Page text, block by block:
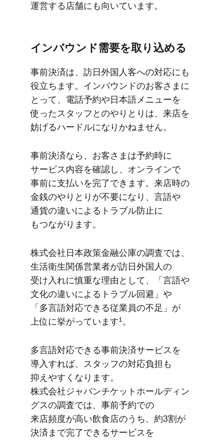
運営する​店舗にも​向いています。
インバウンド需要を​取り込める
事前決済は、​訪日外国人客への​対応にも​
役立ちます。​インバウンドの​お客さまに​
とって、​電話予約や​日本語メニューを​
使った​スタッフとの​やりとりは、​来店を​
妨げる​ハードルに​なりかねません。
事前決済なら、​お客さまは​予約時に​
サービス内容を​確認し、​オンラインで​
事前に​支払いを​完了できます。​来店時の​
金銭の​やりとりが​不要に​なり、​言語や​
通貨の​違いに​よる​トラブル防止に​
もつながります。
株式会社日本政策金融公庫の​調査では、​
生活衛生関係​営業者が​訪日外国人の​
受け入れに​慎重な​理由と​して、​「言語や​
文化の​違いに​よる​トラブル回避」や​
「多言語対応できる​従業員の​不足」が​
上位に​挙がっています1 。
多言語対応できる​事前決済サービスを​
導入すれば、​スタッフの​対応負担も​
抑えやすくなります。​
株式会社ジャパンチケットホールディン
グスの​調査では、​事前予約での​
来店頻度が​高い​飲食店の​うち、​約3割が​
決済まで​完了できる​サービスを​